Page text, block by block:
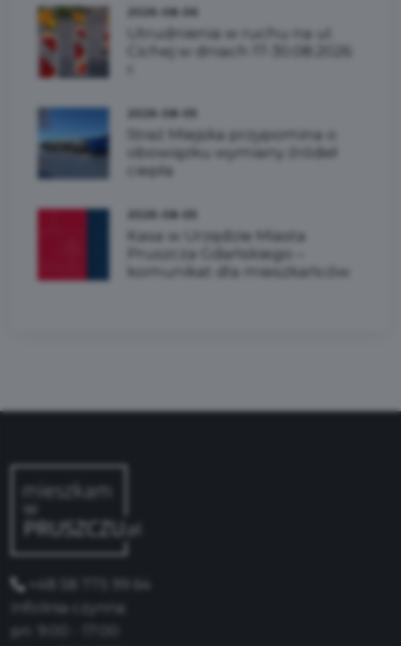
Utrudnienia w ruchu na ul.
Cichej w dniach 17-30.08.2026
Straż Miejska przypomina o
obowiązku wymiany źródeł
ciepła
Kasa w Urzędzie Miasta
Pruszcza Gdańskiego –
komunikat dla mieszkańców
+48 58 775 99 64
Infolinia czynna: